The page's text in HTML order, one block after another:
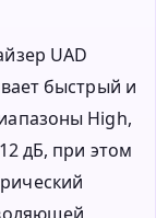
UAD
быстрый и
High,
дБ, при этом